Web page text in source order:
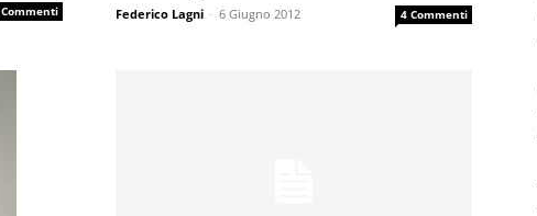
Federico Lagni - 6 Giugno 2012 4 Commenti